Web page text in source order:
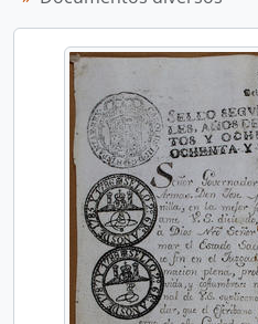
[UD compuesta] 0046-001 - Transcripciones de
[UD compuesta] 0046-002 - Inventario del
[UD compuesta] 0047 -
[UD compuesta] 0048 -
[UD compuesta] 0049 - Transcripciones de
[UD compuesta] 0050 -
[UD compuesta] 0051 - Cuentas de cargo
[UD compuesta] 0052 - Expedientes y
[UD compuesta] 0053 - Cuentas de cargo y
[UD compuesta] 0054 - Cuentas de cargo y data,